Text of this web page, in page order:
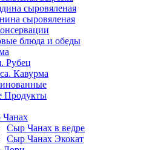
сыровяленая
сыровяленая
блюда и обеды
Рубец
Кавурма
Продукты
Сыр Чанах в ведре
Сыр Чанах Экокат